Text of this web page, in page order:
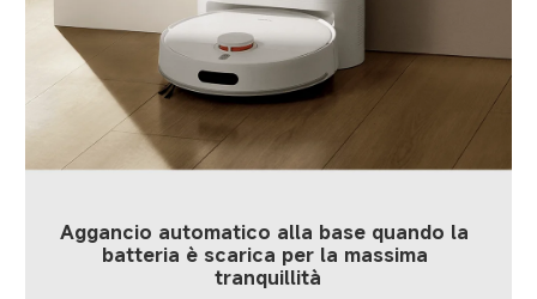
Aggancio automatico alla base quando la
batteria è scarica per la massima
tranquillità